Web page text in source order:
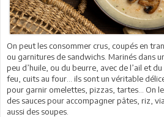
On peut les consommer crus, coupés en
ou garnitures de sandwichs. Marinés dans
peu d’huile, ou du beurre, avec de l’ail et
feu, cuits au four… ils sont un véritable
pour garnir omelettes, pizzas, tartes… On
des sauces pour accompagner pâtes, riz,
aussi des soupes.